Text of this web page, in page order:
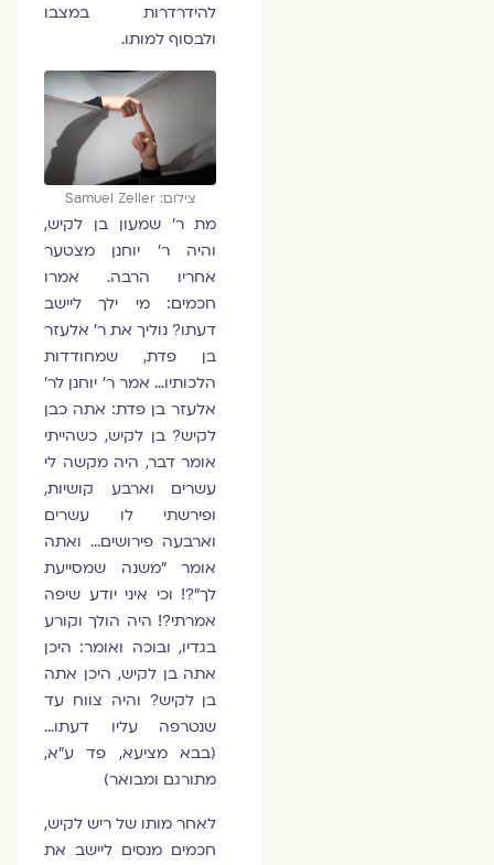
להידרדרות במצבו
ולבסוף למותו.
צילום: Samuel Zeller
מת ר' שמעון בן לקיש,
והיה ר' יוחנן מצטער
אחריו הרבה. אמרו
חכמים: מי ילך ליישב
דעתו? נוליך את ר' אלעזר
בן פדת, שמחודדות
הלכותיו… אמר ר' יוחנן לר'
אלעזר בן פדת: אתה כבן
לקיש? בן לקיש, כשהייתי
אומר דבר, היה מקשה לי
עשרים וארבע קושיות,
ופירשתי לו עשרים
וארבעה פירושים… ואתה
אומר "משנה שמסייעת
לך"?! וכי איני יודע שיפה
אמרתי?! היה הולך וקורע
בגדיו, ובוכה ואומר: היכן
אתה בן לקיש, היכן אתה
בן לקיש? והיה צווח עד
שנטרפה עליו דעתו…
(בבא מציעא, פד ע"א,
מתורגם ומבואר)
לאחר מותו של ריש לקיש,
חכמים מנסים ליישב את